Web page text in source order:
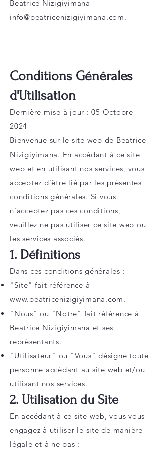
Beatrice Nizigiyimana
info@beatricenizigiyimana.com.
Conditions Générales
d'Utilisation
Dernière mise à jour : 05 Octobre
2024
Bienvenue sur le site web de Beatrice
Nizigiyimana. En accédant à ce site
web et en utilisant nos services, vous
acceptez d’être lié par les présentes
conditions générales. Si vous
n'acceptez pas ces conditions,
veuillez ne pas utiliser ce site web ou
les services associés.
1. Définitions
Dans ces conditions générales :
"Site" fait référence à
www.beatricenizigiyimana.com.
"Nous" ou "Notre" fait référence à
Beatrice Nizigiyimana et ses
représentants.
"Utilisateur" ou "Vous" désigne toute
personne accédant au site web et/ou
utilisant nos services.
2. Utilisation du Site
En accédant à ce site web, vous vous
engagez à utiliser le site de manière
légale et à ne pas :